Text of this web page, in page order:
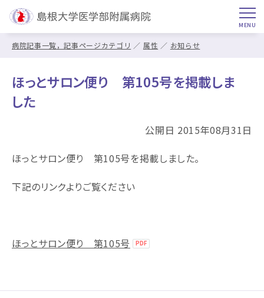
病院記事一覧，記事ページカテゴリ 属性 お知らせ
ほっとサロン便り 第105号を掲載しま
した
公開日 2015年08月31日
ほっとサロン便り 第105号を掲載しました。
下記のリンクよりご覧ください
ほっとサロン便り 第105号